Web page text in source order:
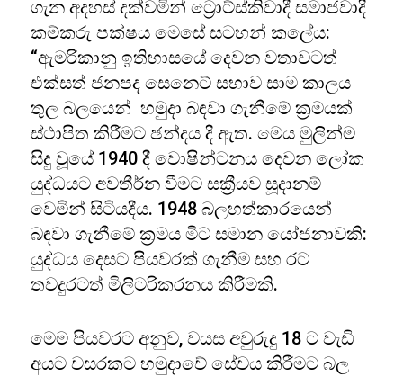
ගැන අදහස් දක්වමින් ට්‍රොට්ස්කිවාදී සමාජවාදී
කම්කරු පක්ෂය මෙසේ සටහන් කලේය:
“ඇමරිකානු ඉතිහාසයේ දෙවන වතාවටත්
එක්සත් ජනපද සෙනෙට් සභාව සාම කාලය
තුල බලයෙන් හමුදා බඳවා ගැනීමේ ක්‍රමයක්
ස්ථාපිත කිරීමට ඡන්දය දී ඇත. මෙය මුලින්ම
සිදු වූයේ 1940 දී වොෂින්ටනය දෙවන ලෝක
යුද්ධයට අවතීර්න වීමට සක්‍රීයව සූදානම්
වෙමින් සිටියදීය. 1948 බලහත්කාරයෙන්
බඳවා ගැනීමේ ක්‍රමය මීට සමාන යෝජනාවකි:
යුද්ධය දෙසට පියවරක් ගැනීම සහ රට
තවදුරටත් මිලිටරිකරනය කිරීමකි.
මෙම පියවරට අනුව, වයස අවුරුදු 18 ට වැඩි
අයට වසරකට හමුදාවේ සේවය කිරීමට බල